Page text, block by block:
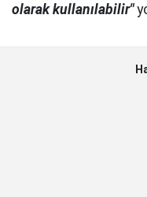
olarak kullanılabilir"